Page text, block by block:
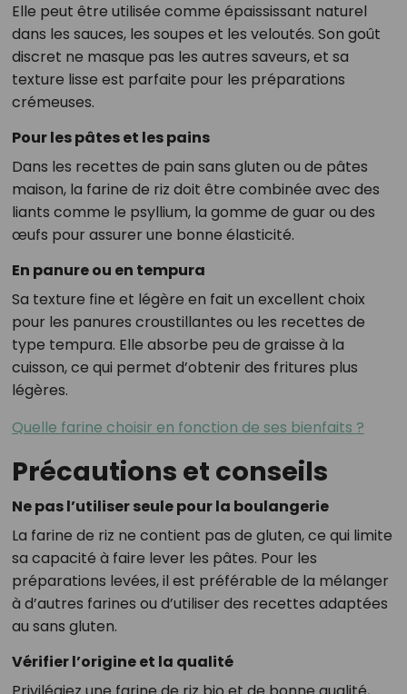
Elle peut être utilisée comme épaississant naturel
dans les sauces, les soupes et les veloutés. Son goût
discret ne masque pas les autres saveurs, et sa
texture lisse est parfaite pour les préparations
crémeuses.
Pour les pâtes et les pains
Dans les recettes de pain sans gluten ou de pâtes
maison, la farine de riz doit être combinée avec des
liants comme le psyllium, la gomme de guar ou des
œufs pour assurer une bonne élasticité.
En panure ou en tempura
Sa texture fine et légère en fait un excellent choix
pour les panures croustillantes ou les recettes de
type tempura. Elle absorbe peu de graisse à la
cuisson, ce qui permet d’obtenir des fritures plus
légères.
Quelle farine choisir en fonction de ses bienfaits ?
Précautions et conseils
Ne pas l’utiliser seule pour la boulangerie
La farine de riz ne contient pas de gluten, ce qui limite
sa capacité à faire lever les pâtes. Pour les
préparations levées, il est préférable de la mélanger
à d’autres farines ou d’utiliser des recettes adaptées
au sans gluten.
Vérifier l’origine et la qualité